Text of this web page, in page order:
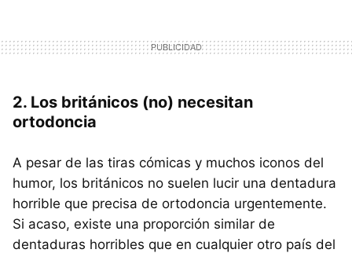
2. Los británicos (no) necesitan
ortodoncia
A pesar de las tiras cómicas y muchos iconos del
humor, los británicos no suelen lucir una dentadura
horrible que precisa de ortodoncia urgentemente.
Si acaso, existe una proporción similar de
dentaduras horribles que en cualquier otro país del